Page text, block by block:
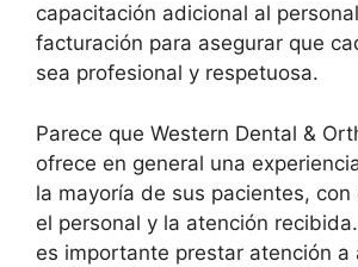
capacitación adicional al
facturación para asegurar que
sea profesional y respetuosa.
Parece que Western Dental &
ofrece en general una
la mayoría de sus pacientes, con
el personal y la atención
es importante prestar atención a